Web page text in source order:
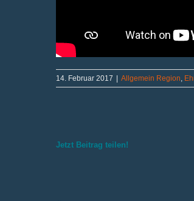
14. Februar 2017 | Allgemein Region
Jetzt Beitrag teilen!